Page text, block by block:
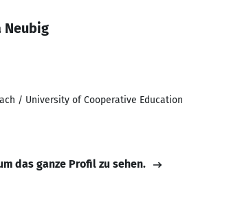
Neubig
/ University of Cooperative Education
das ganze Profil zu sehen.